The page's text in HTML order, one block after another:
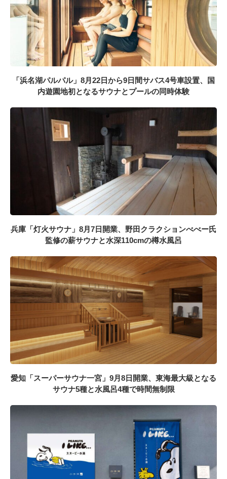
「浜名湖パルパル」8月22日から9日間サバス4号車設置、国
内遊園地初となるサウナとプールの同時体験
兵庫「灯火サウナ」8月7日開業、野田クラクションべべー氏
監修の薪サウナと水深110cmの樽水風呂
愛知「スーパーサウナ一宮」9月8日開業、東海最大級となる
サウナ5種と水風呂4種で時間無制限